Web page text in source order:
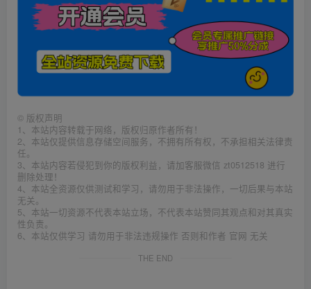
© 版权声明
1、本站内容转载于网络，版权归原作者所有！
2、本站仅提供信息存储空间服务，不拥有所有权，不承担相关法律责
任。
3、本站内容若侵犯到你的版权利益，请加客服微信 zt0512518 进行
删除处理！
4、本站全资源仅供测试和学习，请勿用于非法操作，一切后果与本站
无关。
5、本站一切资源不代表本站立场，不代表本站赞同其观点和对其真实
性负责。
6、本站仅供学习 请勿用于非法违规操作 否则和作者 官网 无关
THE END